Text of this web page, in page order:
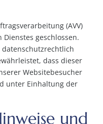
(AVV)
geschlossen.
dass dieser
Websitebesucher
unter Einhaltung der
und